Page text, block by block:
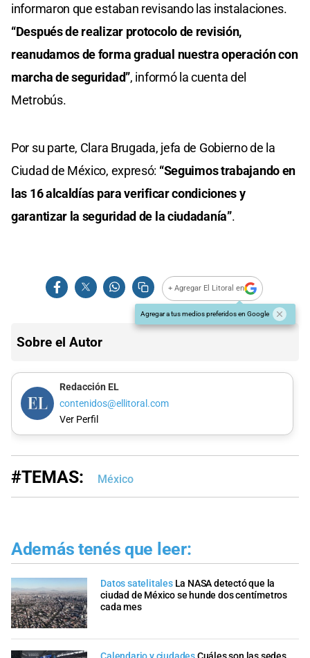
informaron que estaban revisando las instalaciones.
“Después de realizar protocolo de revisión,
reanudamos de forma gradual nuestra operación con
marcha de seguridad”, informó la cuenta del
Metrobús.
Por su parte, Clara Brugada, jefa de Gobierno de la
Ciudad de México, expresó: “Seguimos trabajando en
las 16 alcaldías para verificar condiciones y
garantizar la seguridad de la ciudadanía”.
+ Agregar El Litoral en
Agregar a tus medios preferidos en Google
Sobre el Autor
Redacción EL
contenidos@ellitoral.com
Ver Perfil
#TEMAS: México
Además tenés que leer:
Datos satelitales La NASA detectó que la
ciudad de México se hunde dos centímetros
cada mes